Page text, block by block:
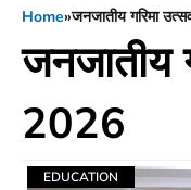
Home»जनजातीय गरिमा
जनजातीय
2026
EDUCATION